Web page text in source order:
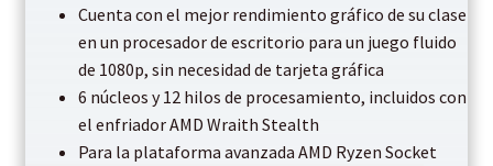
Cuenta con el mejor rendimiento gráfico de su clase
en un procesador de escritorio para un juego fluido
de 1080p, sin necesidad de tarjeta gráfica
6 núcleos y 12 hilos de procesamiento, incluidos con
el enfriador AMD Wraith Stealth
Para la plataforma avanzada AMD Ryzen Socket